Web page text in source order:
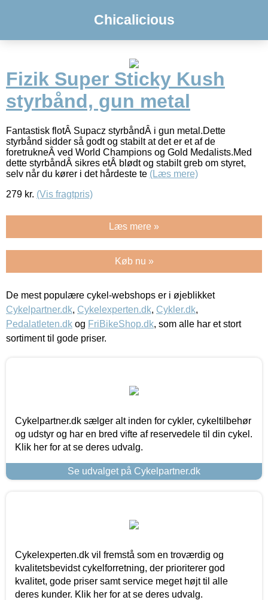
Chicalicious
Fizik Super Sticky Kush
styrbånd, gun metal
Fantastisk flotÂ Supacz styrbåndÂ i gun metal.Dette
styrbånd sidder så godt og stabilt at det er et af de
foretrukneÂ ved World Champions og Gold Medalists.Med
dette styrbåndÂ sikres etÂ blødt og stabilt greb om styret,
selv når du kører i det hårdeste te (Læs mere)
279 kr. (Vis fragtpris)
Læs mere »
Køb nu »
De mest populære cykel-webshops er i øjeblikket
Cykelpartner.dk, Cykelexperten.dk, Cykler.dk,
Pedalatleten.dk og FriBikeShop.dk, som alle har et stort
sortiment til gode priser.
Cykelpartner.dk sælger alt inden for cykler, cykeltilbehør
og udstyr og har en bred vifte af reservedele til din cykel.
Klik her for at se deres udvalg.
Se udvalget på Cykelpartner.dk
Cykelexperten.dk vil fremstå som en troværdig og
kvalitetsbevidst cykelforretning, der prioriterer god
kvalitet, gode priser samt service meget højt til alle
deres kunder. Klik her for at se deres udvalg.